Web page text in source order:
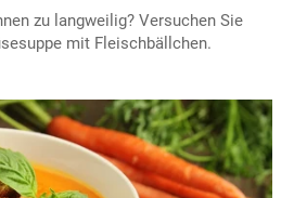
zu langweilig? Versuchen Sie
mit Fleischbällchen.